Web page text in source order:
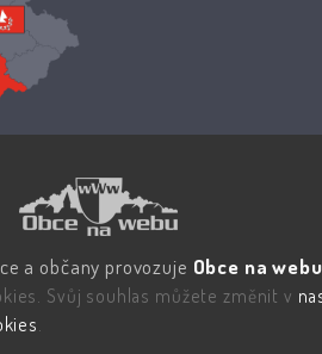
a občany provozuje Obce na
Svůj souhlas můžete změnit v
.